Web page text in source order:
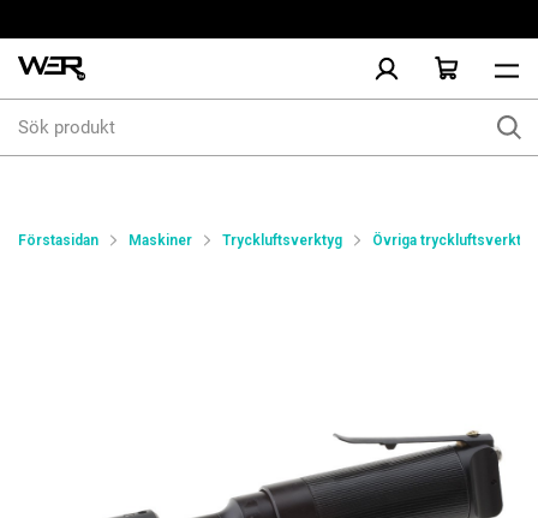
produkt
Förstasidan Maskiner Tryckluftsverktyg Övriga tryckluftsverktyg